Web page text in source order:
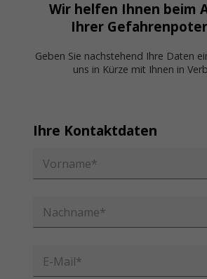
Wir helfen Ihnen beim
Ihrer
Geben Sie nachstehend Ihre Daten
uns in Kürze mit Ihnen in
Ihre Kontaktdaten